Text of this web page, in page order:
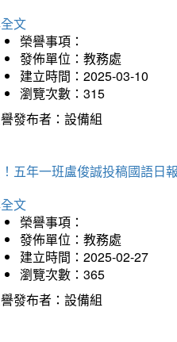
文
榮譽事項：
發佈單位：教務處
建立時間：2025-03-10
瀏覽次數：315
發布者：設備組
五年一班盧俊誠投稿國語日
文
榮譽事項：
發佈單位：教務處
建立時間：2025-02-27
瀏覽次數：365
發布者：設備組